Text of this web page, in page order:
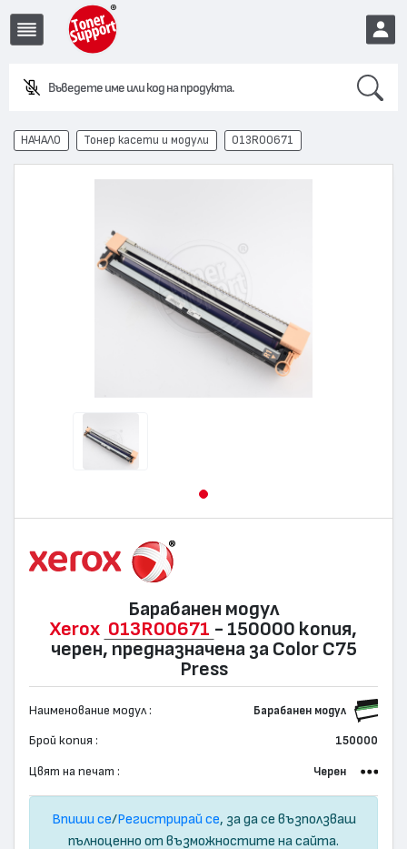
EUR
НАЧАЛО Тонер касети и модули 013R00671
Барабанен модул
Xerox 013R00671 - 150000 копия,
черен, предназначена за Color C75
Press
Наименование модул : Барабанен модул
Брой копия : 150000
Цвят на печат : Черен
Впиши се/Регистрирай се, за да се възползваш
пълноценно от възможностите на сайта.